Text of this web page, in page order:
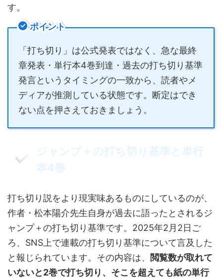
す。
ポイント
「打ち切り」は公式発表ではなく、急な最終
章発表・単行本4巻到達・過去の打ち切り基準
発言というタイミングの一致から、読者やメ
ディアが推測している状態です。断定はでき
ない点を押さえておきましょう。
ジャンプ＋の打ち切り基準と単行
本4巻
打ち切り説をより現実味あるものにしているのが、
作者・松本陽介先生自身が過去に語ったとされるジ
ャンプ＋の打ち切り基準です。2025年2月2日ご
ろ、SNS上で連載の打ち切り基準について言及した
と報じられています。その内容は、 閲覧数が取れて
いないと2巻で打ち切り、そこを超えても紙の単行